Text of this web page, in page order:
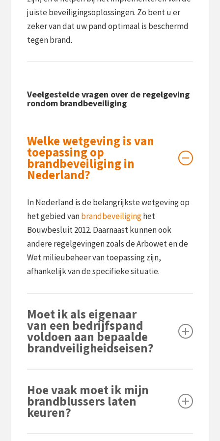
juiste beveiligingsoplossingen. Zo bent u er
zeker van dat uw pand optimaal is beschermd
tegen brand.
Veelgestelde vragen over de regelgeving
rondom brandbeveiliging
Welke wetgeving is van
toepassing op
brandbeveiliging in
Nederland?
In Nederland is de belangrijkste wetgeving op
het gebied vanbrandbeveiliginghet
Bouwbesluit 2012. Daarnaast kunnen ook
andere regelgevingen zoals de Arbowet en de
Wet milieubeheer van toepassing zijn,
afhankelijk van de specifieke situatie.
Moet ik als eigenaar
van een bedrijfspand
voldoen aan bepaalde
brandveiligheidseisen?
verplicht om te voldoen aan de
brandveiligheidseisen die zijn vastgesteld in
het Bouwbesluit 2012. Deze eisen omvatten
Hoe vaak moet ik mijn
brandblussers laten
keuren?